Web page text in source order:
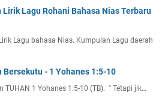
Lirik Lagu Rohani Bahasa Nias Terbaru
Lagu bahasa Nias. Kumpulan Lagu daerah
Bersekutu - 1 Yohanes 1:5-10
TUHAN 1 Yohanes 1:5-10 (TB). " Tetapi jik…